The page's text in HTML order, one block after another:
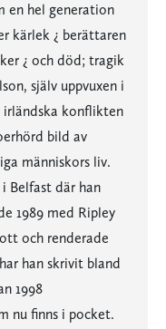
en hel generation
kärlek ¿ berättaren
¿ och död; tragik
själv uppvuxen i
konflikten
bild av
människors liv.
Belfast där han
1989 med Ripley
och renderade
han skrivit bland
1998
nu finns i pocket.